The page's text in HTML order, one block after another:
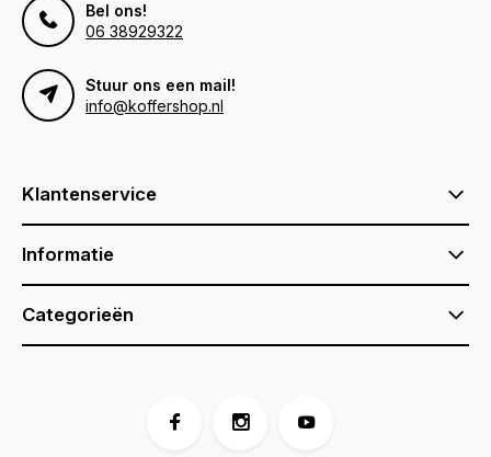
Bel ons!
06 38929322
Stuur ons een mail!
info@koffershop.nl
Klantenservice
Informatie
Categorieën